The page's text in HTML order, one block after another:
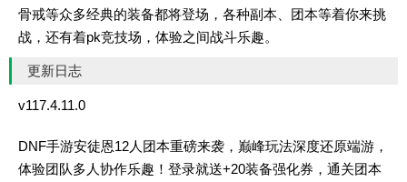
骨戒等众多经典的装备都将登场，各种副本、团本等着你来挑
战，还有着pk竞技场，体验之间战斗乐趣。
更新日志
v117.4.11.0
DNF手游安徒恩12人团本重磅来袭，巅峰玩法深度还原端游，
体验团队多人协作乐趣！登录就送+20装备强化券，通关团本